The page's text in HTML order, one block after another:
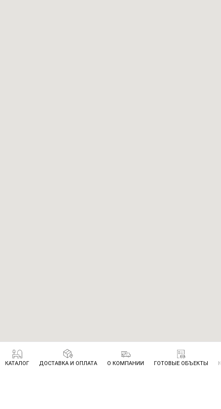
КАТАЛОГ ДОСТАВКА И ОПЛАТА О КОМПАНИИ ГОТОВЫЕ ОБЪЕКТЫ